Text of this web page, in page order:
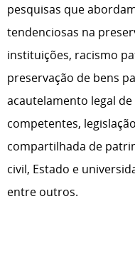
pesquisas que
tendenciosas na
instituições, racismo
preservação de bens
acautelamento legal
competentes,
compartilhada de
civil, Estado e
entre outros.